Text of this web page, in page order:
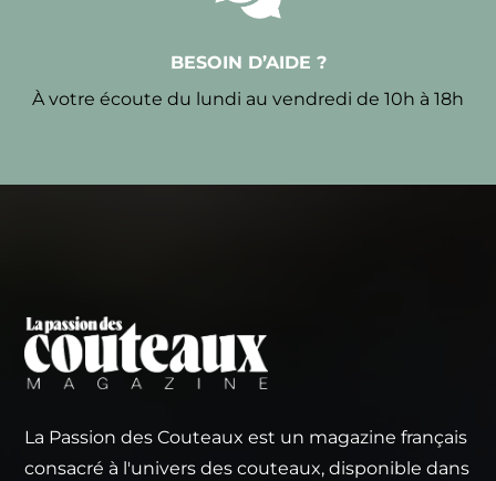
BESOIN D’AIDE ?
À votre écoute du lundi au vendredi de 10h à 18h
La Passion des Couteaux est un magazine français
consacré à l'univers des couteaux, disponible dans